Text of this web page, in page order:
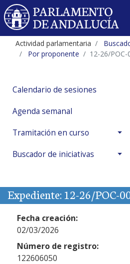
Actividad parlamentaria
Por proponente
12-26/POC-
Calendario de sesiones
Agenda semanal
Tramitación en curso
Buscador de iniciativas
Expediente: 12-26/POC-
Fecha creación:
02/03/2026
Número de registro:
122606050